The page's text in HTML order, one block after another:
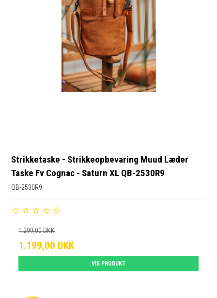
Strikketaske - Strikkeopbevaring Muud Læder
Taske Fv Cognac - Saturn XL QB-2530R9
QB-2530R9
1.299,00 DKK
1.199,00 DKK
VIS PRODUKT